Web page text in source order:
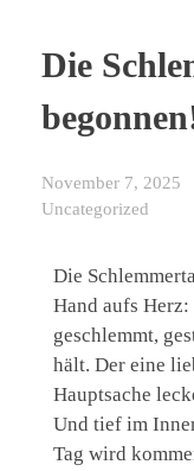
Die
November 7, 2025
Uncategorized
Die
Hand aufs
geschlemmt,
hält. Der eine
Hauptsache
Und tief im
Tag wird